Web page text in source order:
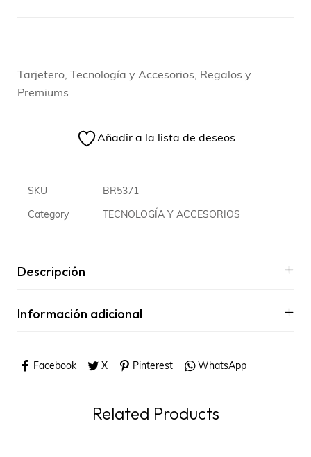
Tarjetero, Tecnología y Accesorios, Regalos y
Premiums
Añadir a la lista de deseos
SKU BR5371
Category TECNOLOGÍA Y ACCESORIOS
Descripción
Información adicional
Facebook X Pinterest WhatsApp
Related Products